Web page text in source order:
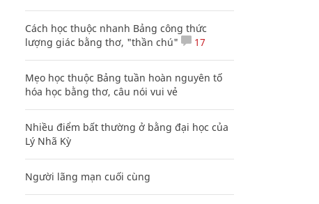
Cách học thuộc nhanh Bảng công thức
lượng giác bằng thơ, "thần chú"
17
Mẹo học thuộc Bảng tuần hoàn nguyên tố
hóa học bằng thơ, câu nói vui vẻ
Nhiều điểm bất thường ở bằng đại học của
Lý Nhã Kỳ
Người lãng mạn cuối cùng